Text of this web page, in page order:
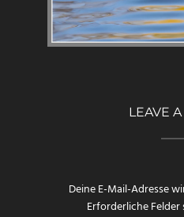
LEAVE
Deine E-Mail-Adresse
Erforderliche